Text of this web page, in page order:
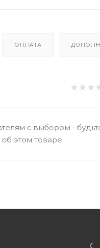
ОПЛАТА
с выбором -
этом товаре